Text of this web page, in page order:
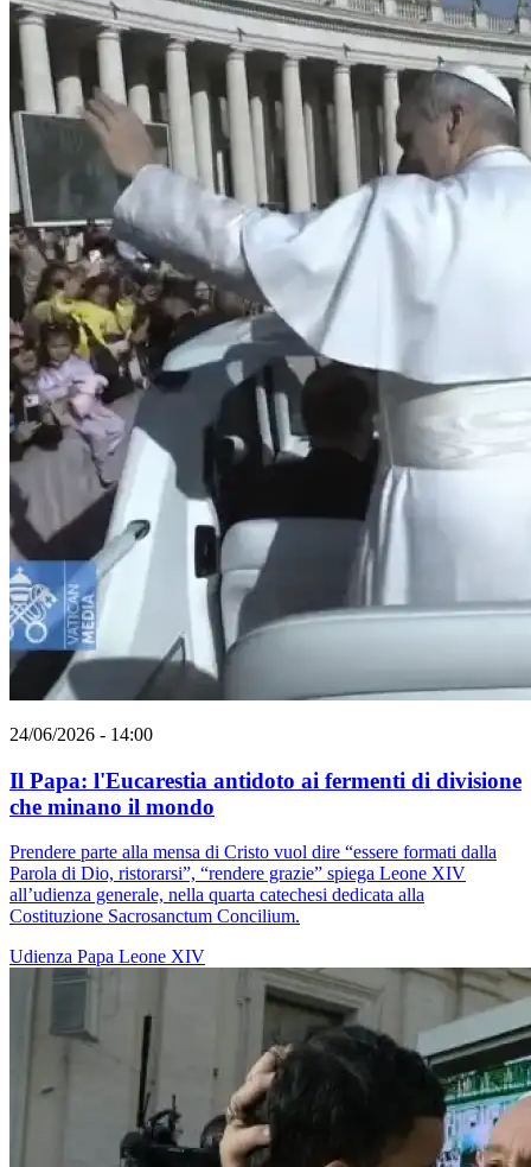
24/06/2026 - 14:00
Il Papa: l'Eucarestia antidoto ai fermenti di divisione
che minano il mondo
Prendere parte alla mensa di Cristo vuol dire “essere formati dalla
Parola di Dio, ristorarsi”, “rendere grazie” spiega Leone XIV
all’udienza generale, nella quarta catechesi dedicata alla
Costituzione Sacrosanctum Concilium.
Udienza Papa Leone XIV